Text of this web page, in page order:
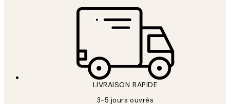
LIVRAISON RAPIDE
3-5 jours ouvrés